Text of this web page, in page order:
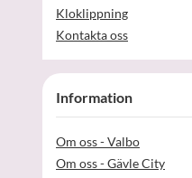
Kloklippning
Kontakta oss
Information
Om oss - Valbo
Om oss - Gävle City